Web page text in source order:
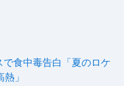
食中毒告白「夏のロケ
」